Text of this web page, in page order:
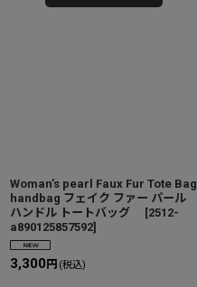
Woman’s pearl Faux Fur Tote Bag
handbag フェイク ファー パール
ハンドル トートバッグ
[2512-
a890125857592]
3,300 円 (税込)